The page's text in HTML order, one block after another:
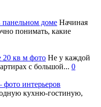
панельном доме Начиная
понимать, какие
20 кв м фото Не у каждой
с большой... 0
интерьеров
кухню-гостиную,